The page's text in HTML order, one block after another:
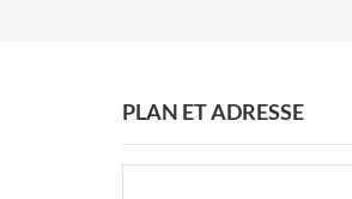
PLAN ET ADRESSE